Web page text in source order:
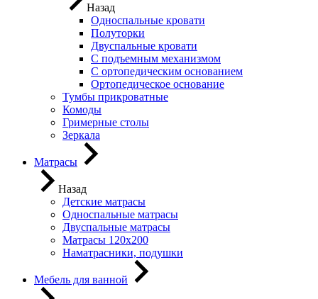
Назад
Односпальные кровати
Полуторки
Двуспальные кровати
С подъемным механизмом
С ортопедическим основанием
Ортопедическое основание
Тумбы прикроватные
Комоды
Гримерные столы
Зеркала
Матрасы
Назад
Детские матрасы
Односпальные матрасы
Двуспальные матрасы
Матрасы 120х200
Наматрасники, подушки
Мебель для ванной